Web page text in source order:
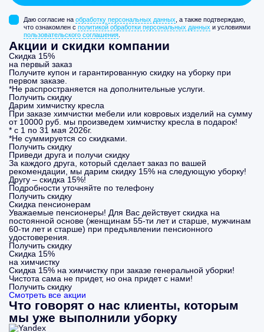
Даю согласие на обработку персональных данных , а также подтверждаю,
что ознакомлен с политикой обработки персональных данных и условиями
пользовательского соглашения
Акции и скидки компании
Скидка 15%
на первый заказ
Получите купон и гарантированную скидку на уборку при
первом заказе.
*Не распространяется на дополнительные услуги.
Получить скидку
Дарим химчистку кресла
При заказе химчистки мебели или ковровых изделий на сумму
от 10000 руб. мы произведем химчистку кресла в подарок!
* с 1 по 31 мая 2026г.
*Не суммируется со скидками.
Получить скидку
Приведи друга и получи скидку
За каждого друга, который сделает заказ по вашей
рекомендации, мы дарим скидку 15% на следующую уборку!
Другу – скидка 15%!
Подробности уточняйте по телефону
Получить скидку
Скидка пенсионерам
Уважаемые пенсионеры! Для Вас действует скидка на
постоянной основе (женщинам 55-ти лет и старше, мужчинам
60-ти лет и старше) при предъявлении пенсионного
удостоверения.
Получить скидку
Скидка 15%
на химчистку
Скидка 15% на химчистку при заказе генеральной уборки!
Чистота сама не придет, но она придет с нами!
Получить скидку
Смотреть все акции
Что говорят о нас клиенты, которым
мы уже выполнили уборку